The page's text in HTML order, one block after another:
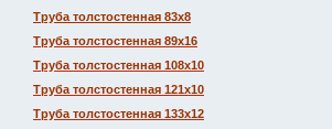
Труба толстостенная 83х8
Труба толстостенная 89х16
Труба толстостенная 108х10
Труба толстостенная 121х10
Труба толстостенная 133х12